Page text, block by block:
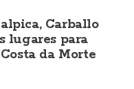
Carballo
lugares para
da Morte